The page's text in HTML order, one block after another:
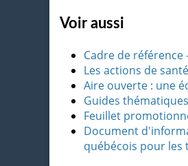
Voir aussi
Cadre de référence
Les actions de
Aire ouverte : une
Guides
Feuillet
Document
québécois pour les